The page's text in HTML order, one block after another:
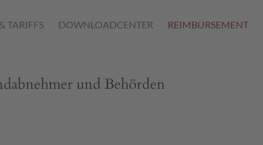
TARIFFS DOWNLOADCENTER REIMBURSEMENT
und Behörden